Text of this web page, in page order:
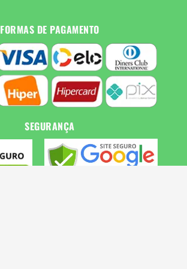
FORMAS DE PAGAMENTO
SEGURANÇA